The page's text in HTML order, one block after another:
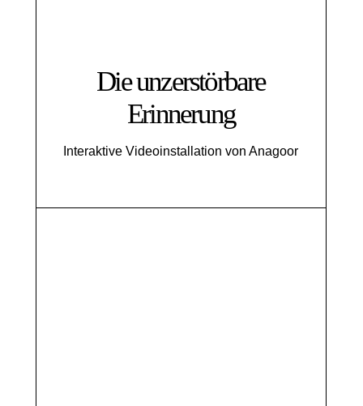
Die unzerstörbare
Erinnerung
Interaktive Videoinstallation von Anagoor